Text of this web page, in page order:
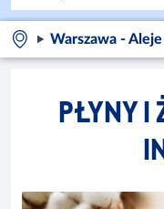
Warszawa -
PŁYNY I